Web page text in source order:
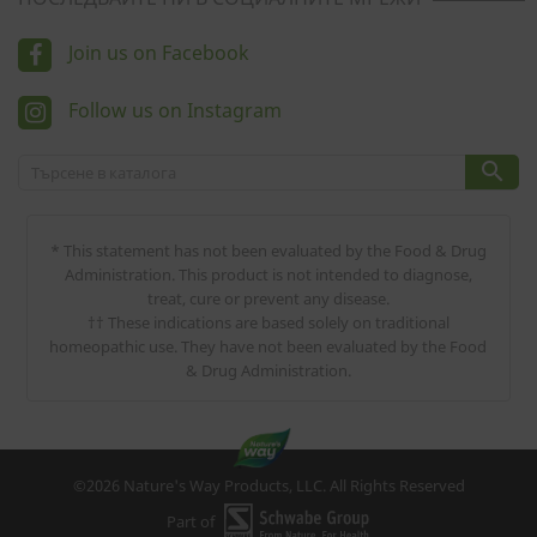
Join us on Facebook
Follow us on Instagram

* This statement has not been evaluated by the Food & Drug
Administration. This product is not intended to diagnose,
treat, cure or prevent any disease.
†† These indications are based solely on traditional
homeopathic use. They have not been evaluated by the Food
& Drug Administration.
©2026 Nature's Way Products, LLC. All Rights Reserved
Part of